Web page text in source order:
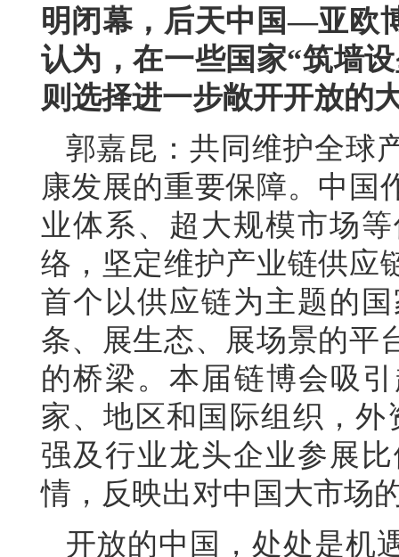
明闭幕，后天中国—亚欧
认为，在一些国家“筑墙
则选择进一步敞开开放的
郭嘉昆：共同维护全球
康发展的重要保障。中国
业体系、超大规模市场
络，坚定维护产业链供应
首个以供应链为主题的
条、展生态、展场景的平
的桥梁。本届链博会吸
家、地区和国际组织，外
强及行业龙头企业参展
情，反映出对中国大市场
开放的中国，处处是机